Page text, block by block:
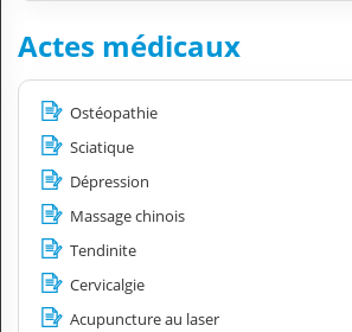
Actes médicaux
Ostéopathie
Sciatique
Dépression
Massage chinois
Tendinite
Cervicalgie
Acupuncture au laser